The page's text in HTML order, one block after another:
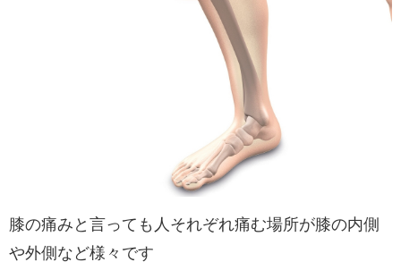
膝の痛みと言っても人それぞれ痛む場所が膝の内側
や外側など様々です